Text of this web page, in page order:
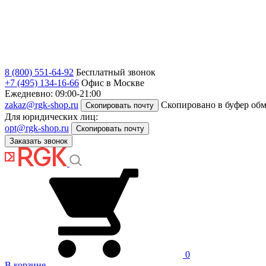
8 (800) 551-64-92 Бесплатный звонок
+7 (495) 134-16-66 Офис в Москве
Ежедневно: 09:00-21:00
zakaz@rgk-shop.ru
Скопировать почту
Скопировано в буфер
Для юридических лиц:
opt@rgk-shop.ru
Скопировать почту
Заказать звонок
0